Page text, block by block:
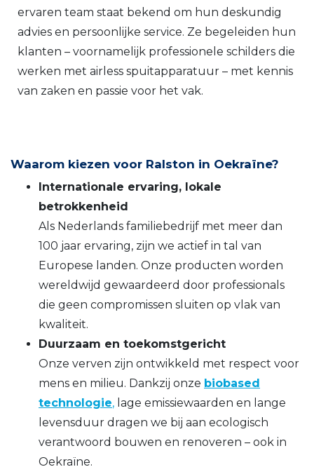
ervaren team staat bekend om hun deskundig
advies en persoonlijke service. Ze begeleiden hun
klanten – voornamelijk professionele schilders die
werken met airless spuitapparatuur – met kennis
van zaken en passie voor het vak.
Waarom kiezen voor Ralston in Oekraïne?
Internationale ervaring, lokale
betrokkenheid
Als Nederlands familiebedrijf met meer dan
100 jaar ervaring, zijn we actief in tal van
Europese landen. Onze producten worden
wereldwijd gewaardeerd door professionals
die geen compromissen sluiten op vlak van
kwaliteit.
Duurzaam en toekomstgericht
Onze verven zijn ontwikkeld met respect voor
mens en milieu. Dankzij onze biobased
technologie, lage emissiewaarden en lange
levensduur dragen we bij aan ecologisch
verantwoord bouwen en renoveren – ook in
Oekraïne.